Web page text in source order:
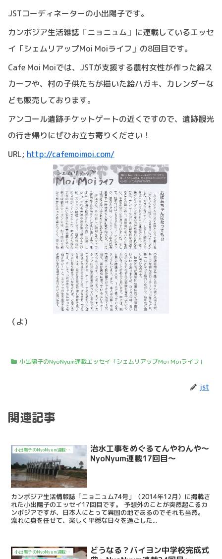
JSTコーディネーターの小出陽子です。
カンボジア生活雑誌「ニョニュム」に連載しているエッセ
イ「シェムリアップMoi Moiライフ」の8回目です。
Cafe Moi Moiでは、JSTが支援する農村女性が作った綿ス
カーフや、村の子供たちが描いた絵ハガキ、カレンダーな
ども販売しております。
アンコール遺跡チケットゲートの近くですので、遺跡観光
の行き帰りにぜひお立ち寄りください！
URL; http://cafemoimoi.com/
（よ）
小出陽子のNyoNyum連載エッセイ「シェムリアップMoi Moiライフ」
jst
関連記事
小出陽子のNyoNyum連載エッセイ「シェムリアップMoi Moiライフ」
治水工事をめぐるてんやわんや～
NyoNyum連載17回目～
カンボジア生活情報誌「ニョニュム74号」（2014年12月）に掲載さ
れた小出陽子のエッセイ17回目です。 予想外のことが突然起こるカ
ンボジアですが、日本人にとって異国の地であるのでそれも当然。
流れに身を任せて、楽しく平穏な日々を過ごした...
小出陽子のNyoNyum連載エッセイ「シェムリアップMoi Moiライフ」
どうなる？バイヨン中学校完成式